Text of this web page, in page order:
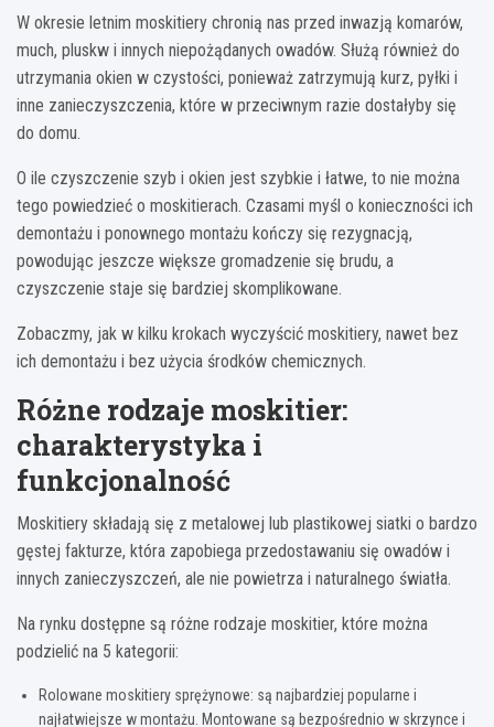
W okresie letnim moskitiery chronią nas przed inwazją komarów,
much, pluskw i innych niepożądanych owadów. Służą również do
utrzymania okien w czystości, ponieważ zatrzymują kurz, pyłki i
inne zanieczyszczenia, które w przeciwnym razie dostałyby się
do domu.
O ile czyszczenie szyb i okien jest szybkie i łatwe, to nie można
tego powiedzieć o moskitierach. Czasami myśl o konieczności ich
demontażu i ponownego montażu kończy się rezygnacją,
powodując jeszcze większe gromadzenie się brudu, a
czyszczenie staje się bardziej skomplikowane.
Zobaczmy, jak w kilku krokach wyczyścić moskitiery, nawet bez
ich demontażu i bez użycia środków chemicznych.
Różne rodzaje moskitier:
charakterystyka i
funkcjonalność
Moskitiery składają się z metalowej lub plastikowej siatki o bardzo
gęstej fakturze, która zapobiega przedostawaniu się owadów i
innych zanieczyszczeń, ale nie powietrza i naturalnego światła.
Na rynku dostępne są różne rodzaje moskitier, które można
podzielić na 5 kategorii:
Rolowane moskitiery sprężynowe: są najbardziej popularne i
najłatwiejsze w montażu. Montowane są bezpośrednio w skrzynce i